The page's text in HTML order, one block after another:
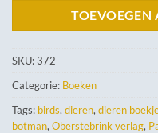
TOEVOEGEN
SKU: 372
Categorie: Boeken
Tags: birds, dieren, dieren
botman, Oberstebrink verlag,